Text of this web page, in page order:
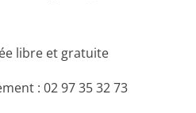
libre et gratuite
: 02 97 35 32 73